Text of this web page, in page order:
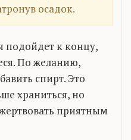
осадок.
подойдет к концу,
По желанию,
спирт. Это
храниться, но
приятным